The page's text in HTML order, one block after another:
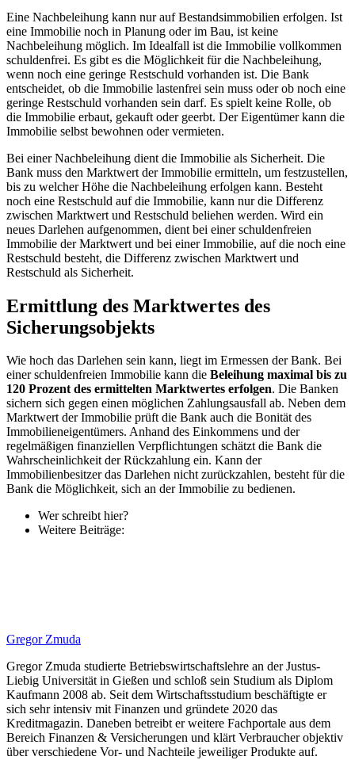
Eine Nachbeleihung kann nur auf Bestandsimmobilien erfolgen. Ist
eine Immobilie noch in Planung oder im Bau, ist keine
Nachbeleihung möglich. Im Idealfall ist die Immobilie vollkommen
schuldenfrei. Es gibt es die Möglichkeit für die Nachbeleihung,
wenn noch eine geringe Restschuld vorhanden ist. Die Bank
entscheidet, ob die Immobilie lastenfrei sein muss oder ob noch eine
geringe Restschuld vorhanden sein darf. Es spielt keine Rolle, ob
die Immobilie erbaut, gekauft oder geerbt. Der Eigentümer kann die
Immobilie selbst bewohnen oder vermieten.
Bei einer Nachbeleihung dient die Immobilie als Sicherheit. Die
Bank muss den Marktwert der Immobilie ermitteln, um festzustellen,
bis zu welcher Höhe die Nachbeleihung erfolgen kann. Besteht
noch eine Restschuld auf die Immobilie, kann nur die Differenz
zwischen Marktwert und Restschuld beliehen werden. Wird ein
neues Darlehen aufgenommen, dient bei einer schuldenfreien
Immobilie der Marktwert und bei einer Immobilie, auf die noch eine
Restschuld besteht, die Differenz zwischen Marktwert und
Restschuld als Sicherheit.
Ermittlung des Marktwertes des
Sicherungsobjekts
Wie hoch das Darlehen sein kann, liegt im Ermessen der Bank. Bei
einer schuldenfreien Immobilie kann die Beleihung maximal bis zu
120 Prozent des ermittelten Marktwertes erfolgen. Die Banken
sichern sich gegen einen möglichen Zahlungsausfall ab. Neben dem
Marktwert der Immobilie prüft die Bank auch die Bonität des
Immobilieneigentümers. Anhand des Einkommens und der
regelmäßigen finanziellen Verpflichtungen schätzt die Bank die
Wahrscheinlichkeit der Rückzahlung ein. Kann der
Immobilienbesitzer das Darlehen nicht zurückzahlen, besteht für die
Bank die Möglichkeit, sich an der Immobilie zu bedienen.
Wer schreibt hier?
Weitere Beiträge:
Gregor Zmuda
Gregor Zmuda studierte Betriebswirtschaftslehre an der Justus-
Liebig Universität in Gießen und schloß sein Studium als Diplom
Kaufmann 2008 ab. Seit dem Wirtschaftsstudium beschäftigte er
sich sehr intensiv mit Finanzen und gründete 2020 das
Kreditmagazin. Daneben betreibt er weitere Fachportale aus dem
Bereich Finanzen & Versicherungen und klärt Verbraucher objektiv
über verschiedene Vor- und Nachteile jeweiliger Produkte auf.